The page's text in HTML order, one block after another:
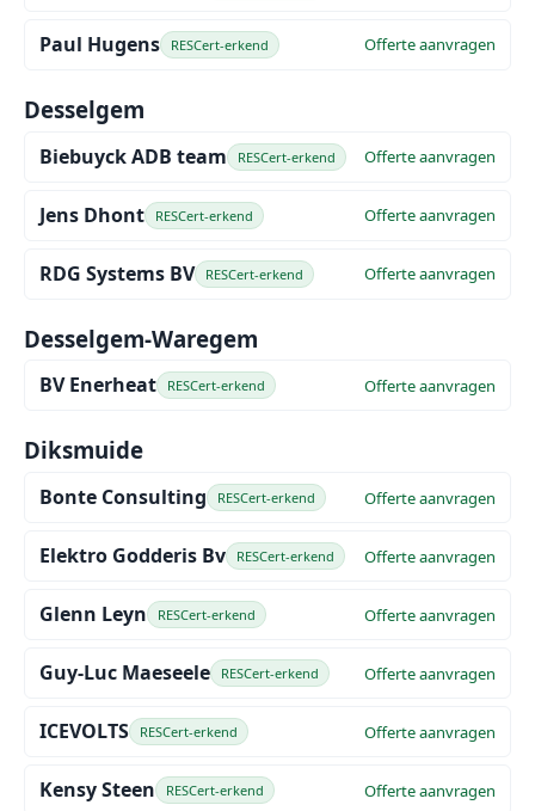
Paul Hugens RESCert-erkend Offerte aanvragen
Desselgem
Biebuyck ADB team RESCert-erkend Offerte aanvragen
Jens Dhont RESCert-erkend Offerte aanvragen
RDG Systems BV RESCert-erkend Offerte aanvragen
Desselgem-Waregem
BV Enerheat RESCert-erkend Offerte aanvragen
Diksmuide
Bonte Consulting RESCert-erkend Offerte aanvragen
Elektro Godderis Bv RESCert-erkend Offerte aanvragen
Glenn Leyn RESCert-erkend Offerte aanvragen
Guy-Luc Maeseele RESCert-erkend Offerte aanvragen
ICEVOLTS RESCert-erkend Offerte aanvragen
Kensy Steen RESCert-erkend Offerte aanvragen